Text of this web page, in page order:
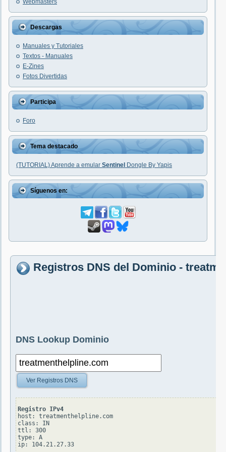
Webmasters
Descargas
Manuales y Tutoriales
Textos - Manuales
E-Zines
Fotos Divertidas
Participa
Foro
Tema destacado
(TUTORIAL) Aprende a emular Sentinel Dongle By Yapis
Síguenos en:
Registros DNS del Dominio -
DNS Lookup Dominio
Ver Registros DNS
Registro IPv4
host: treatmenthelpline.com
class: IN
ttl: 300
type: A